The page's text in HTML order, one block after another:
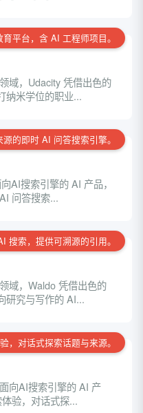
平台，含 AI 工程师项目。
域，Udacity 凭借出色的
米学位的职业...
的即时 AI 问答搜索引擎。
AI搜索引擎的 AI 产品，
问答搜索...
搜索，提供可溯源的引用。
域，Waldo 凭借出色的
究与写作的 AI...
，对话式探索话题与来源。
向AI搜索引擎的 AI 产
验，对话式探...